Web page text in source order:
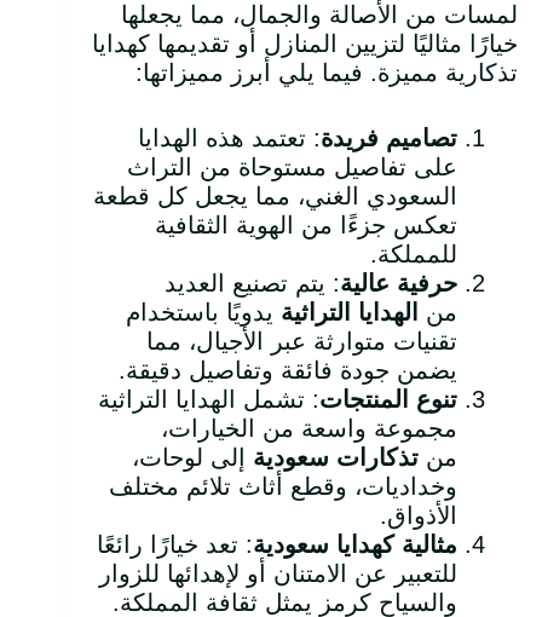
لمسات من الأصالة والجمال، مما يجعلها
خيارًا مثاليًا لتزيين المنازل أو تقديمها كهدايا
تذكارية مميزة. فيما يلي أبرز مميزاتها:
تصاميم فريدة: تعتمد هذه الهدايا
على تفاصيل مستوحاة من التراث
السعودي الغني، مما يجعل كل قطعة
تعكس جزءًا من الهوية الثقافية
للمملكة.
حرفية عالية: يتم تصنيع العديد
من
الهدايا التراثية يدويًا باستخدام
تقنيات متوارثة عبر الأجيال، مما
يضمن جودة فائقة وتفاصيل دقيقة.
تنوع المنتجات: تشمل الهدايا التراثية
مجموعة واسعة من الخيارات،
من تذكارات سعودية إلى لوحات،
وخداديات، وقطع أثاث تلائم مختلف
الأذواق.
مثالية كهدايا سعودية: تعد خيارًا رائعًا
للتعبير عن الامتنان أو لإهدائها للزوار
والسياح كرمز يمثل ثقافة المملكة.